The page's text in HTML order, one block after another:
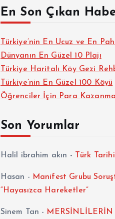
En Son Çıkan
Türkiye’nin En Ucuz ve En
Dünyanın En Güzel 10 Plajı
Türkiye Haritalı Köy Gezi
Türkiye’nin En Güzel 100 Köyü
Öğrenciler İçin Para Kazanma
Son Yorumlar
Halil ibrahim akın - Türk
Hasan - Manifest Grubu
“Hayasızca Hareketler”
Sinem Tan -